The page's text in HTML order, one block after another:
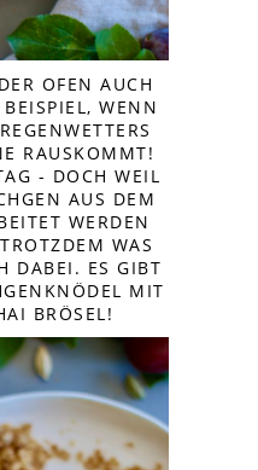
OFEN AUCH
WENN
RAUSKOMMT!
- DOCH WEIL
AUS DEM
WERDEN
WAS
DABEI. ES GIBT
MIT
BRÖSEL!